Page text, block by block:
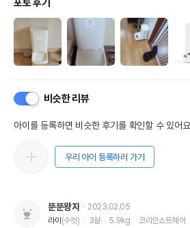
포토 후기
비슷한 리뷰
아이를 등록하면 비슷한 후기를 확인할 수 있어
우리 아이 등록하러 가기
뚠뚠왕자
2023.02.05
라이 (수컷) 3살 5.9kg 코리안쇼트헤어